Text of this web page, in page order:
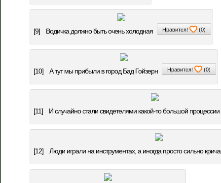
[9] Водичка должно быть очень холодная Нравится! (0)
[10] А тут мы прибыли в город Бад Гойзерн Нравится! (0)
[11] И случайно стали свидетелями какой-то большой процессии
[12] Люди играли на инструментах, а иногда просто сильно